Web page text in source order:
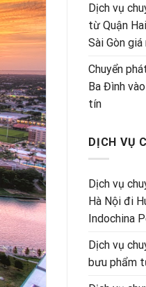
Dịch vụ
từ Quận
Sài Gòn giá
Chuyển
Ba Đình
tín
DỊCH VỤ
Dịch vụ
Hà Nội đi
Indochina
Dịch vụ
bưu phẩm